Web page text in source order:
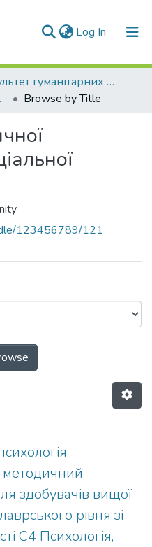
Log In (current)
Факультет гуманітарних та соціальних наук
роботи
Browse by Title
123456789/121
здобувачів вищої
рівня зі
С4 Психологія,